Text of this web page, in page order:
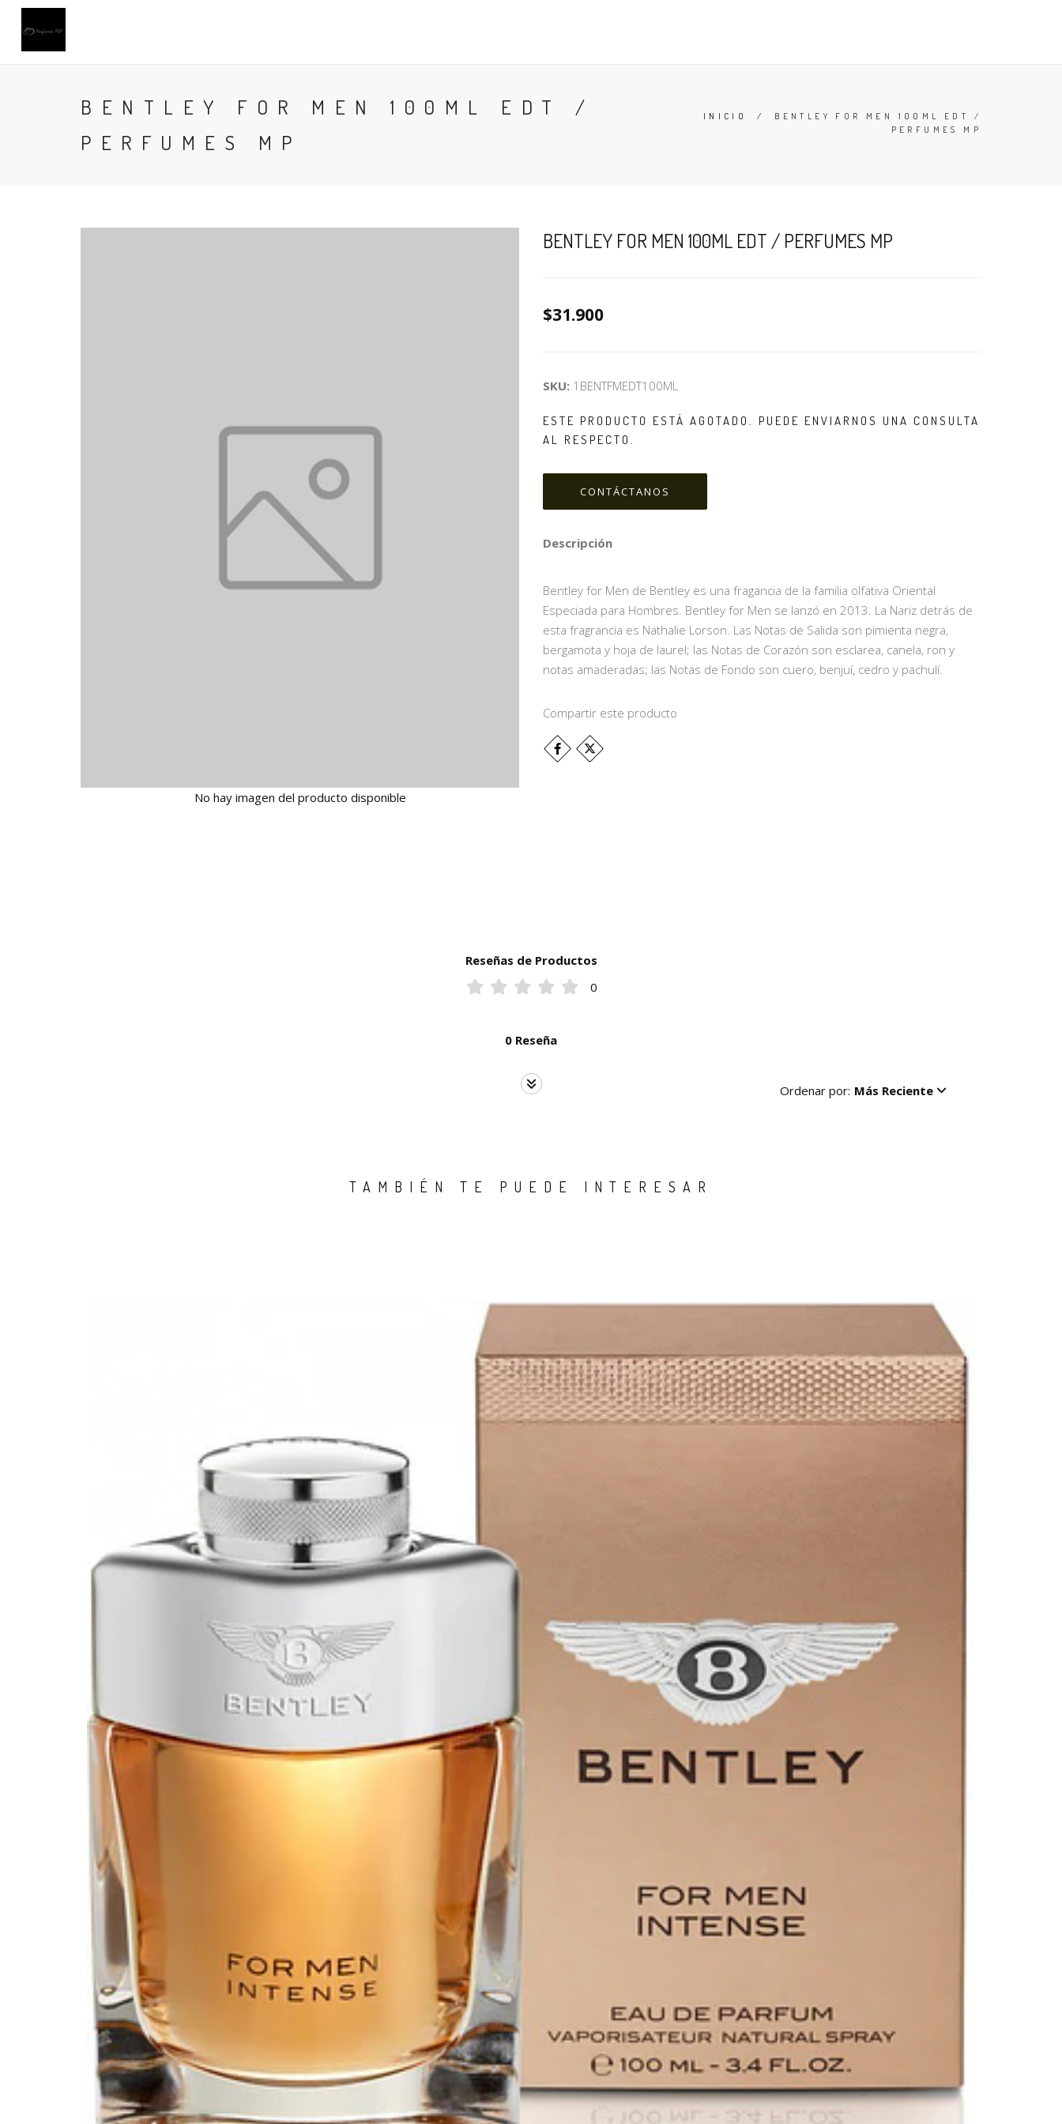
BENTLEY FOR MEN 100ML EDT /
PERFUMES MP
INICIO / BENTLEY FOR MEN 100ML EDT /
PERFUMES MP
No hay imagen del producto disponible
BENTLEY FOR MEN 100ML EDT / PERFUMES MP
$31.900
SKU: 1BENTFMEDT100ML
ESTE PRODUCTO ESTÁ AGOTADO. PUEDE ENVIARNOS UNA CONSULTA
AL RESPECTO.
CONTÁCTANOS
Descripción
Bentley for Men de Bentley es una fragancia de la familia olfativa Oriental
Especiada para Hombres. Bentley for Men se lanzó en 2013. La Nariz detrás de
esta fragrancia es Nathalie Lorson. Las Notas de Salida son pimienta negra,
bergamota y hoja de laurel; las Notas de Corazón son esclarea, canela, ron y
notas amaderadas; las Notas de Fondo son cuero, benjuí, cedro y pachulí.
Compartir este producto
Reseñas de Productos
0
0 Reseña
Ordenar por: Más Reciente
TAMBIÉN TE PUEDE INTERESAR